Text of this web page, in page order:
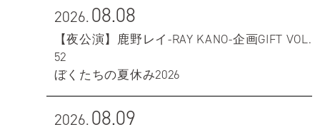
2026.08.08
【夜公演】鹿野レイ-RAY KANO-企画GIFT VOL.
52
ぼくたちの夏休み2026
2026.08.09